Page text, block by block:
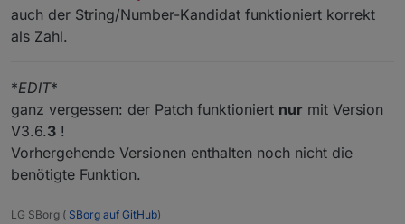
auch der String/Number-Kandidat funktioniert korrekt
als Zahl.
*EDIT*
ganz vergessen: der Patch funktioniert nur mit Version
V3.6.3 !
Vorhergehende Versionen enthalten noch nicht die
benötigte Funktion.
LG SBorg ( SBorg auf GitHub)